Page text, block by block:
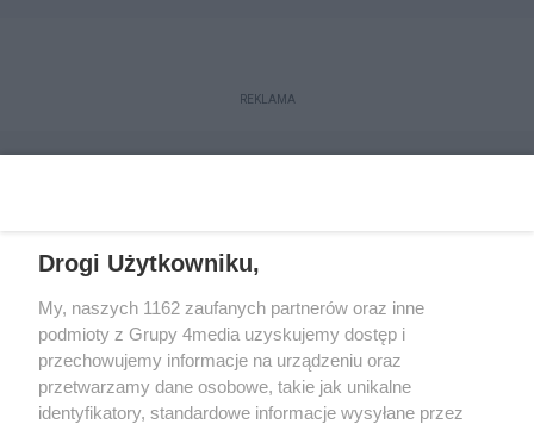
REKLAMA
Reklama Kontakt Regulamin
Dystrybucja
Regulamin prenumeraty
Polityka Prywatności
Drogi Użytkowniku,
My, naszych 1162 zaufanych partnerów oraz inne
podmioty z Grupy 4media uzyskujemy dostęp i
przechowujemy informacje na urządzeniu oraz
przetwarzamy dane osobowe, takie jak unikalne
identyfikatory, standardowe informacje wysyłane przez